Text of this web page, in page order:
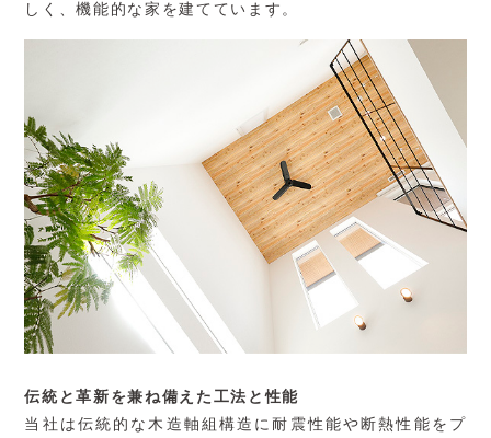
しく、機能的な家を建てています。
伝統と革新を兼ね備えた工法と性能
当社は伝統的な木造軸組構造に耐震性能や断熱性能をプ